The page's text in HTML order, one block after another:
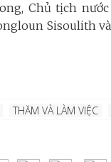
Chủ tịch
Sisoulith
THĂM VÀ LÀM VIỆC